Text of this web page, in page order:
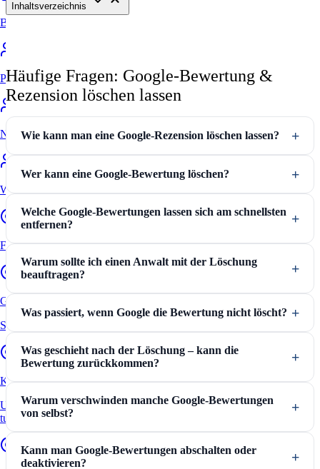
Bewertung online prüfen
Portale
Nachteile ohne Anwalt
Warum zum Anwalt
FAQ
Google Bewertungen löschen
Schritt für Schritt erklärt und Tipps vom Anwalt
Kununu Bewertungen löschen
Ungerechtfertigte Bewertungen auf Kununu – das sollten Arbeitgeber
tun.
Inhaltsverzeichnis
Häufige Fragen: Google-Bewertung &
Rezension löschen lassen
Wie kann man eine Google-Rezension löschen lassen?
Wer kann eine Google-Bewertung löschen?
Welche Google-Bewertungen lassen sich am schnellsten
entfernen?
Warum sollte ich einen Anwalt mit der Löschung
beauftragen?
Was passiert, wenn Google die Bewertung nicht löscht?
Was geschieht nach der Löschung – kann die
Bewertung zurückkommen?
Warum verschwinden manche Google-Bewertungen
von selbst?
Kann man Google-Bewertungen abschalten oder
deaktivieren?